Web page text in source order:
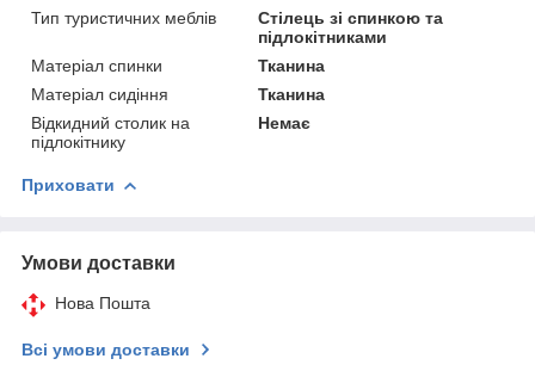
Тип туристичних меблів
Стілець зі спинкою та
підлокітниками
Матеріал спинки
Тканина
Матеріал сидіння
Тканина
Відкидний столик на
підлокітнику
Немає
Приховати
Умови доставки
Нова Пошта
Всі умови доставки